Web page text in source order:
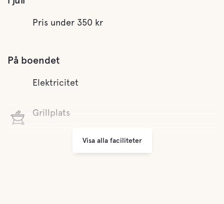
Pris under 350 kr
På boendet
Elektricitet
Grillplats
Visa alla faciliteter